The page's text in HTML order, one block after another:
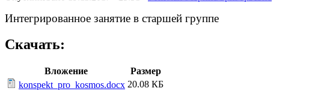
Интегрированное занятие в старшей группе
Скачать:
Вложение
Размер
konspekt_pro_kosmos.docx 20.08 КБ